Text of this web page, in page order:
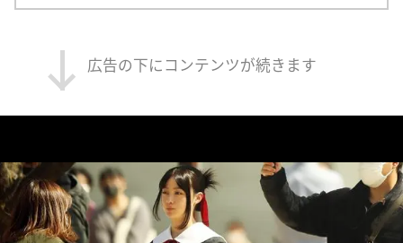
広告の下にコンテンツが続きます